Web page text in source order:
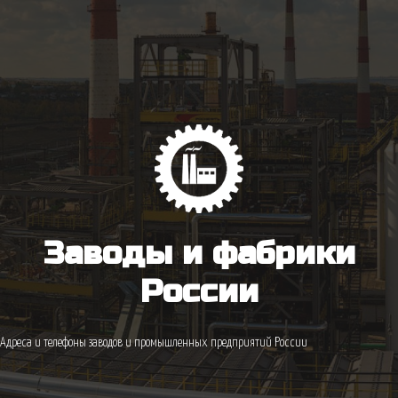
Заводы и фабрики
России
Адреса и телефоны заводов и промышленных предприятий России